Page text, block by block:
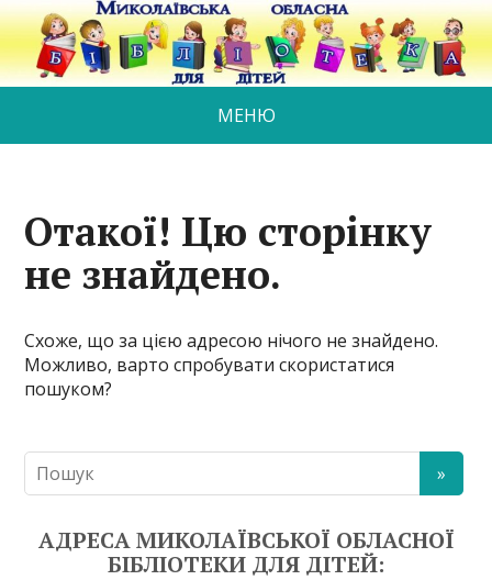
МЕНЮ
Отакої! Цю сторінку
не знайдено.
Схоже, що за цією адресою нічого не знайдено.
Можливо, варто спробувати скористатися
пошуком?
АДРЕСА МИКОЛАЇВСЬКОЇ ОБЛАСНОЇ
БІБЛІОТЕКИ ДЛЯ ДІТЕЙ: